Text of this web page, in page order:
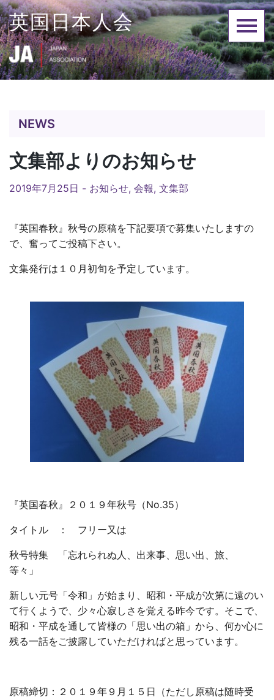
Skip
to
content
英国日本人会
NEWS
文集部よりのお知らせ
2019年7月25日 - お知らせ, 会報, 文集部
『英国春秋』秋号の原稿を下記要項で募集いたしますの
で、奮ってご投稿下さい。
文集発行は１０月初旬を予定しています。
『英国春秋』２０１９年秋号（No.35）
タイトル ： フリー又は
秋号特集 「忘れられぬ人、出来事、思い出、旅、
等々」
新しい元号「令和」が始まり、昭和・平成が次第に遠のい
て行くようで、少々心寂しさを覚える昨今です。そこで、
昭和・平成を通して皆様の「思い出の箱」から、何か心に
残る一話をご披露していただければと思っています。
原稿締切：２０１９年９月１５日（ただし原稿は随時受